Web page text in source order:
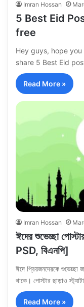
Imran Hossan
5 Best Eid
free
Hey guys, hope you
share 5 Best Eid
Read More »
Imran Hossan
ঈদের শুভেচ্ছা
PSD, বিএনপি]
ঈদে প্রিয়জনদেরকে শুভেচ্ছা
থাকে। পোস্টার ছাড়াও
Read More »